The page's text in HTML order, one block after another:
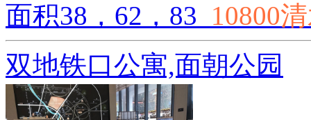
面积38，62，83 10800
双地铁口公寓,️面朝公园